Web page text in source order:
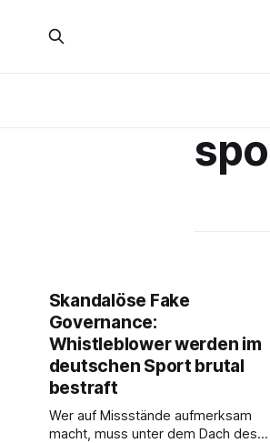
Skandalöse Fake
Governance:
Whistleblower werden im
deutschen Sport brutal
bestraft
Wer auf Missstände aufmerksam
macht, muss unter dem Dach des